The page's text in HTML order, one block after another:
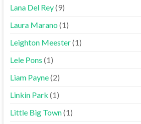
Lana Del Rey(9)
Laura Marano(1)
Leighton Meester(1)
Lele Pons (1)
Liam Payne(2)
Linkin Park (1)
Little Big Town(1)